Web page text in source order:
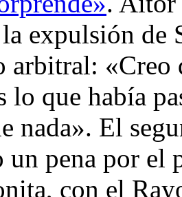
la expulsión
arbitral: «Creo
lo que había
nada». El
un pena por el
con el